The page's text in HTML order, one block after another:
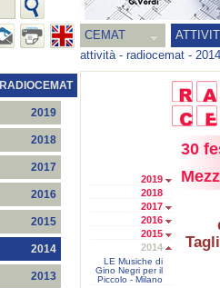
CEMAT
attività- radiocemat - 2014
RADIOCEMAT
2019
2018
2017
2016
2015
2014
2013
2019
2018
2017
2016
2015
2014
LE Musiche di
Gino Negri per il
Piccolo - Milano
30